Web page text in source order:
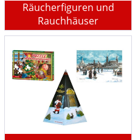
Räucherfiguren und
Rauchhäuser